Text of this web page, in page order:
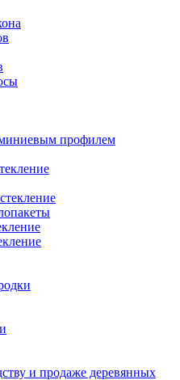
профилем
и продаже деревянных